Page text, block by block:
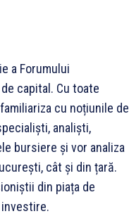
a Forumului
capital. Cu toate
cu noțiunile de
analiști,
bursiere și vor analiza
cât și din țară.
din piața de